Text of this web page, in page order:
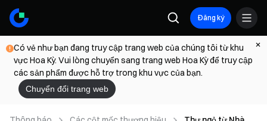
Đăng ký
Có vẻ như bạn đang truy cập trang web của chúng tôi từ khu
vực Hoa Kỳ. Vui lòng chuyển sang trang web Hoa Kỳ để truy cập
các sản phẩm được hỗ trợ trong khu vực của bạn.
Chuyển đổi trang web